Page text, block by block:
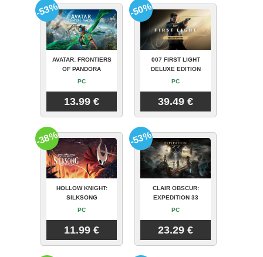
AVATAR: FRONTIERS
OF PANDORA
PC
13.99 €
-53%
007 FIRST LIGHT
DELUXE EDITION
PC
39.49 €
-50%
HOLLOW KNIGHT:
SILKSONG
PC
11.99 €
-38%
CLAIR OBSCUR:
EXPEDITION 33
PC
23.29 €
-53%